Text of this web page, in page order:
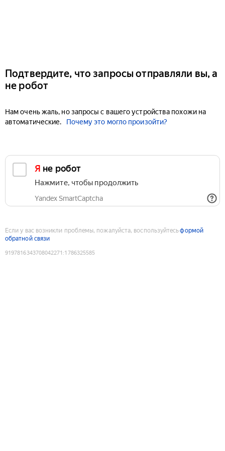
Подтвердите, что запросы отправляли вы, а
не робот
Нам очень жаль, но запросы с вашего устройства похожи на
автоматические.
Почему это могло произойти?
Я не робот
Нажмите, чтобы продолжить
Yandex SmartCaptcha
Если у вас возникли проблемы, пожалуйста, воспользуйтесьформой
обратной связи
9197816343708042271 :1786325585